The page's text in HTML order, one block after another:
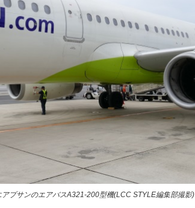
アプサンのエアバスA321-200型機(LCC STYLE編集部撮影)